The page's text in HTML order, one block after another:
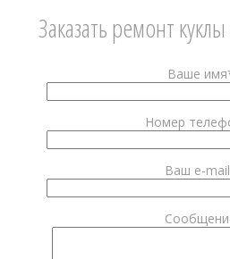
Заказать ремонт
Ваше
Номер
Ваш e-